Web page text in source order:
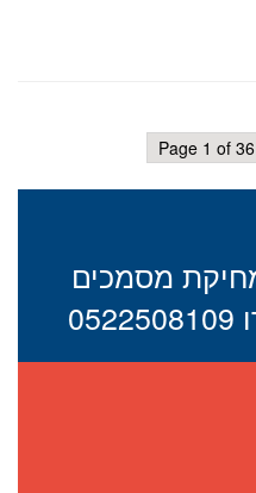
Page 1 of 36
מסמכים